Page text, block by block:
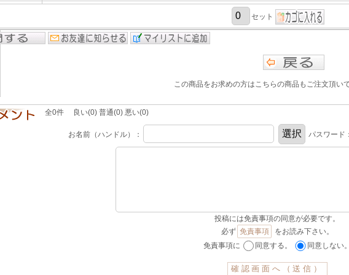
セット
この商品をお求めの方はこちらの商品もご注文頂い
全0件 良い(0) 普通(0) 悪い(0)
お名前（ハンドル）： パスワード：
投稿には免責事項の同意が必要です。
必ず 免責事項
をお読み下さい。
免責事項に
同意する。 同意しない。